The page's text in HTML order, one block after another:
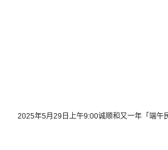
2025年5月29日上午9:00诚顺和又一年「端午